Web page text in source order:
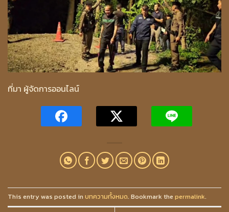
ที่มา ผู้จัดการออนไลน์
This entry was posted in บทความทั้งหมด. Bookmark the permalink.